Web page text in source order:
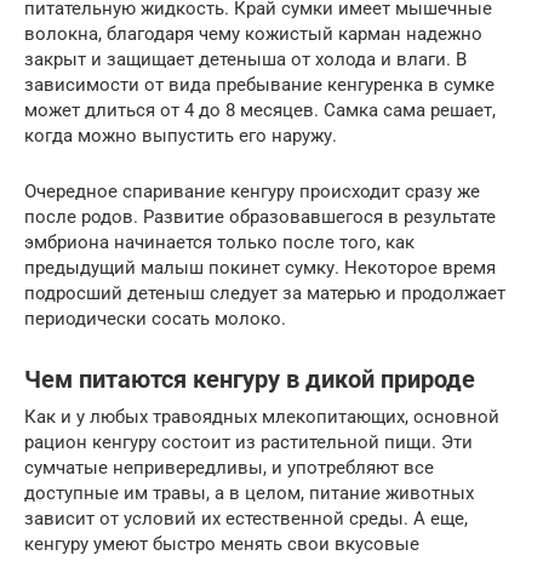
питательную жидкость. Край сумки имеет мышечные
волокна, благодаря чему кожистый карман надежно
закрыт и защищает детеныша от холода и влаги. В
зависимости от вида пребывание кенгуренка в сумке
может длиться от 4 до 8 месяцев. Самка сама решает,
когда можно выпустить его наружу.
Очередное спаривание кенгуру происходит сразу же
после родов. Развитие образовавшегося в результате
эмбриона начинается только после того, как
предыдущий малыш покинет сумку. Некоторое время
подросший детеныш следует за матерью и продолжает
периодически сосать молоко.
Чем питаются кенгуру в дикой природе
Как и у любых травоядных млекопитающих, основной
рацион кенгуру состоит из растительной пищи. Эти
сумчатые непривередливы, и употребляют все
доступные им травы, а в целом, питание животных
зависит от условий их естественной среды. А еще,
кенгуру умеют быстро менять свои вкусовые